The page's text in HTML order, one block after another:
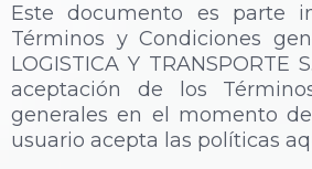
Este documento es parte
Términos y Condiciones
LOGISTICA Y TRANSPORTE
aceptación de los
generales en el momento
usuario acepta las políticas